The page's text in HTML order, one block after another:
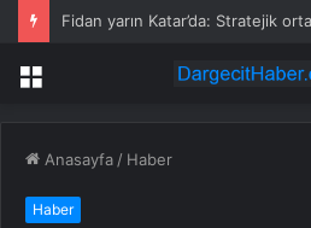
Menü
Anasayfa / Haber
Haber